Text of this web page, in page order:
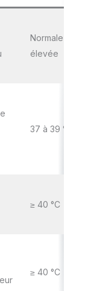
Normale à
élevée
37 à 39 °C
≥ 40 °C
≥ 40 °C